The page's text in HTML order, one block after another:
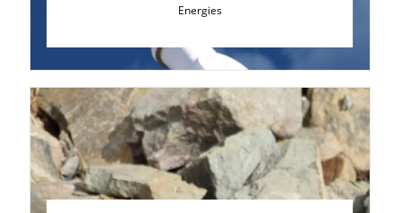
Energies